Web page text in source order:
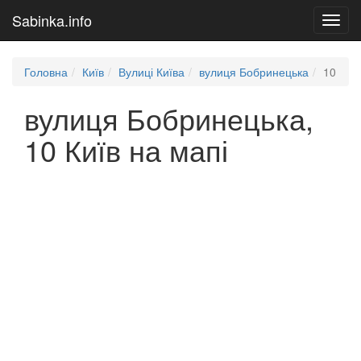
Sabinka.info
Головна Київ Вулиці Київа вулиця Бобринецька 10
вулиця Бобринецька,
10 Київ на мапі